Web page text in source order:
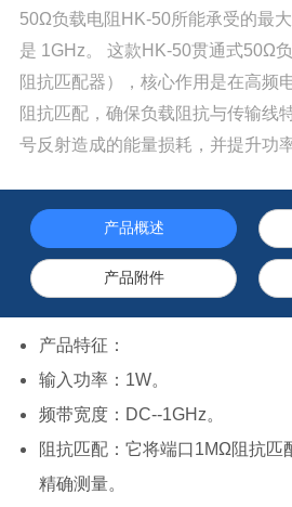
50Ω负载电阻HK-50所能承受的最
是 1GHz。 这款HK-50贯通式50Ω
阻抗匹配器），核心作用是在高频
阻抗匹配，确保负载阻抗与传输线
号反射造成的能量损耗，并提升功
产品概述
产品附件
产品特征：
输入功率：1W。
频带宽度：DC--1GHz。
阻抗匹配：它将端口1MΩ阻抗
精确测量。